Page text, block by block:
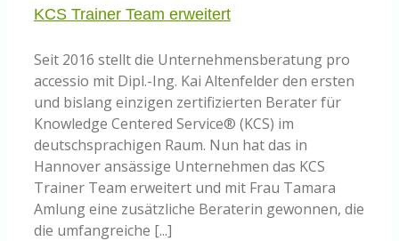
KCS Trainer Team erweitert
Seit 2016 stellt die Unternehmensberatung pro
accessio mit Dipl.-Ing. Kai Altenfelder den ersten
und bislang einzigen zertifizierten Berater für
Knowledge Centered Service® (KCS) im
deutschsprachigen Raum. Nun hat das in
Hannover ansässige Unternehmen das KCS
Trainer Team erweitert und mit Frau Tamara
Amlung eine zusätzliche Beraterin gewonnen, die
die umfangreiche [...]